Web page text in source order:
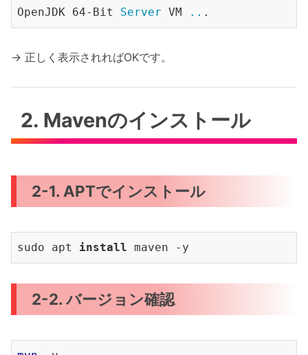
OpenJDK 64-Bit
Server VM ..
→ 正しく表示されればOKです。
2. Mavenのインストール
2-1. APTでインストール
sudo apt install
2-2. バージョン確認